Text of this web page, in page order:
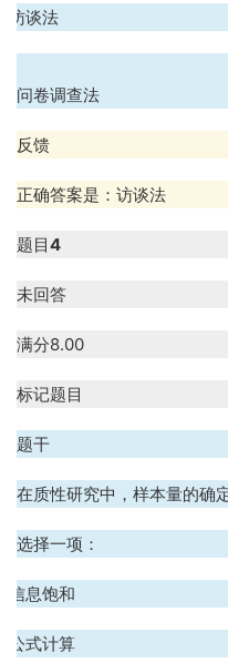
访谈法
问卷调查法
反馈
正确答案是：访谈法
题目4
未回答
满分8.00
标记题目
题干
在质性研究中，样本量的确
选择一项：
信息饱和
公式计算